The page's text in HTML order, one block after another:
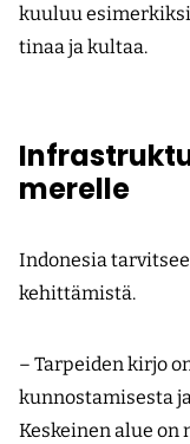
kuuluu esimerkiksi
tinaa ja kultaa.
merelle
Indonesia
kehittämistä.
– Tarpeiden kirjo
kunnostamisesta
Keskeinen alue